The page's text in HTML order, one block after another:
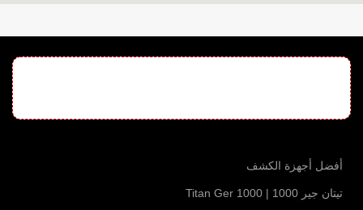
أفضل أجهزة الكشف
تيتان جير 1000 | Titan Ger 1000